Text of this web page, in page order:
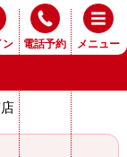
ン 電話予約 メニュー